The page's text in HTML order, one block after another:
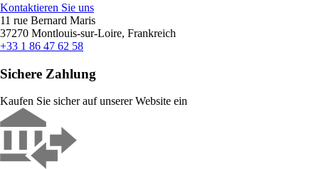
Kontaktieren Sie uns
11 rue Bernard Maris
37270 Montlouis-sur-Loire, Frankreich
+33 1 86 47 62 58
Sichere Zahlung
Kaufen Sie sicher auf unserer Website ein